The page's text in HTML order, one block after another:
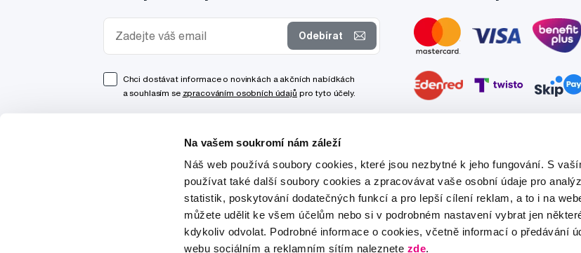
Na vašem soukromí nám záleží
Náš web používá soubory cookies, které jsou nezbytné k jeho fungování. S
používat také další soubory cookies a zpracovávat vaše osobní údaje pro
statistik, poskytování dodatečných funkcí a pro lepší cílení reklam, a to i na
můžete udělit ke všem účelům nebo si v podrobném nastavení vybrat jen
kdykoliv odvolat. Podrobné informace o cookies, včetně informací o předávání
webu sociálním a reklamním sítím naleznete zde.
Odebírat
Chci dostávat informace o novinkách a akčních nabídkách
a souhlasím se zpracováním osobních údajů pro tyto účely.
Tato stránka je chráněna službou reCAPTCHA a platí zde